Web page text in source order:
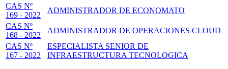
CAS Nº
169 - 2022
ADMINISTRADOR DE ECONOMATO
CAS Nº
168 - 2022
ADMINISTRADOR DE OPERACIONES CLOUD
CAS Nº
167 - 2022
ESPECIALISTA SENIOR DE
INFRAESTRUCTURA TECNOLOGICA